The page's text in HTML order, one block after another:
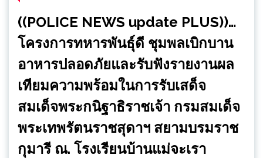
((POLICE NEWS update PLUS))…
โครงการทหารพันธุ์ดี ชุมพลเบิกบาน
อาหารปลอดภัยและรับฟังรายงานผล
เทียมความพร้อมในการรับเสด็จ
สมเด็จพระกนิฐาธิราชเจ้า กรมสมเด็จ
พระเทพรัตนราชสุดาฯ สยามบรมราช
กุมารี ณ. โรงเรียนบ้านแม่จะเรา